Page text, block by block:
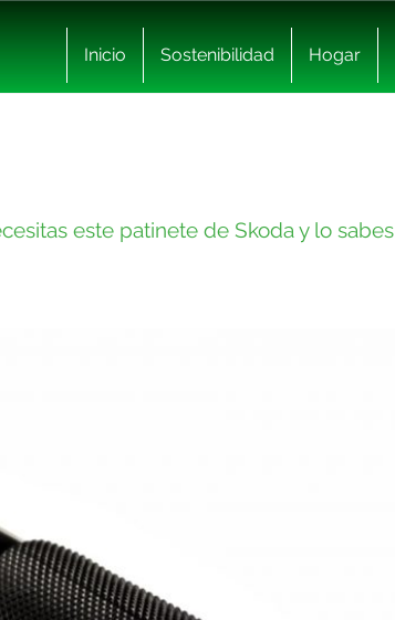
Inicio Sostenibilidad Hogar
este patinete de Skoda y lo sabes